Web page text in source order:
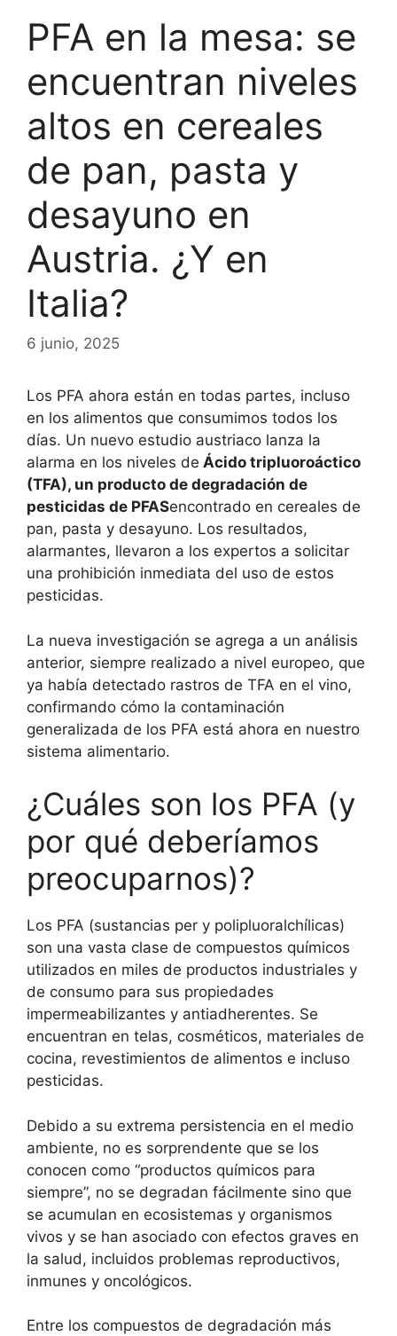
PFA en la mesa: se
encuentran niveles
altos en cereales
de pan, pasta y
desayuno en
Austria. ¿Y en
Italia?
6 junio, 2025
Los PFA ahora están en todas partes, incluso
en los alimentos que consumimos todos los
días. Un nuevo estudio austriaco lanza la
alarma en los niveles de Ácido tripluoroáctico
(TFA), un producto de degradación de
pesticidas de PFASencontrado en cereales de
pan, pasta y desayuno. Los resultados,
alarmantes, llevaron a los expertos a solicitar
una prohibición inmediata del uso de estos
pesticidas.
La nueva investigación se agrega a un análisis
anterior, siempre realizado a nivel europeo, que
ya había detectado rastros de TFA en el vino,
confirmando cómo la contaminación
generalizada de los PFA está ahora en nuestro
sistema alimentario.
¿Cuáles son los PFA (y
por qué deberíamos
preocuparnos)?
Los PFA (sustancias per y polipluoralchílicas)
son una vasta clase de compuestos químicos
utilizados en miles de productos industriales y
de consumo para sus propiedades
impermeabilizantes y antiadherentes. Se
encuentran en telas, cosméticos, materiales de
cocina, revestimientos de alimentos e incluso
pesticidas.
Debido a su extrema persistencia en el medio
ambiente, no es sorprendente que se los
conocen como “productos químicos para
siempre”, no se degradan fácilmente sino que
se acumulan en ecosistemas y organismos
vivos y se han asociado con efectos graves en
la salud, incluidos problemas reproductivos,
inmunes y oncológicos.
Entre los compuestos de degradación más